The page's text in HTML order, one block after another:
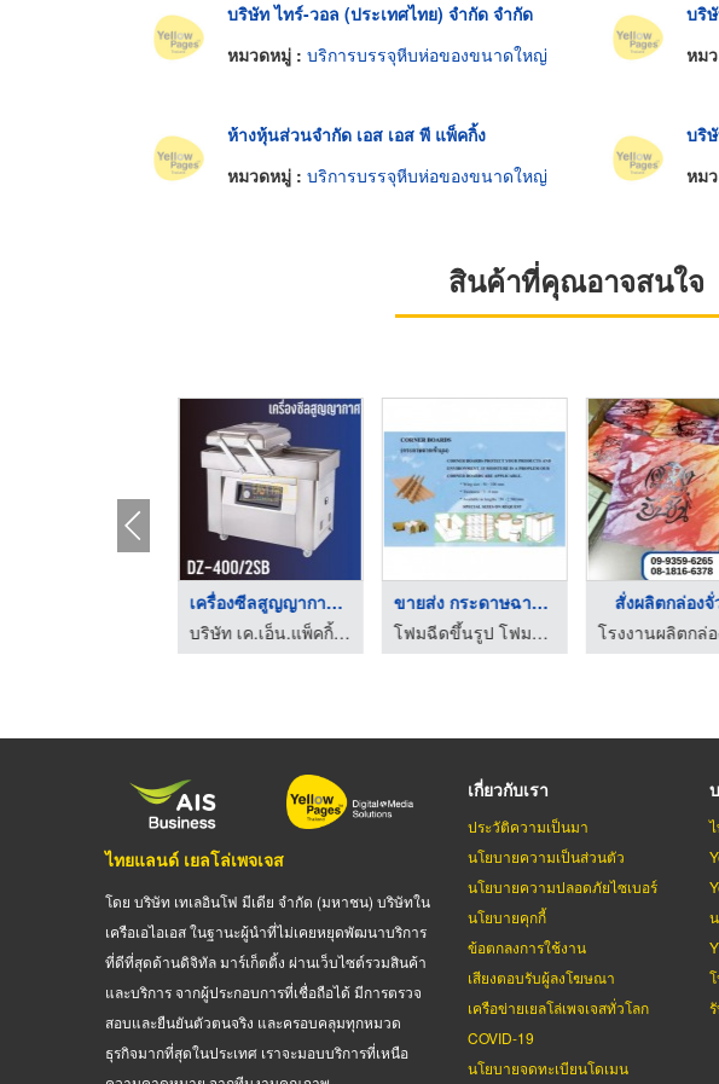
บริษัท ไทร์-วอล (ประเทศไทย) จำกัด จำกัด
หมวดหมู่ : บริการบรรจุหีบห่อของขนาดใหญ่
บริ
หม
ห้างหุ้นส่วนจำกัด เอส เอส พี แพ็คกิ้ง
หมวดหมู่ : บริการบรรจุหีบห่อของขนาดใหญ่
บริ
หม
สินค้าที่คุณอาจสนใจ
เครื่องซีลสูญญากาศแบ ...
บริษัท เค.เอ็น.แพ็คกิ้ง จำกัด
ขายส่ง กระดาษฉากเข้า ...
โฟมฉีดขึ้นรูป โฟมแผ่น โฟมกันกระแทก
สั่งผลิตกล่องจั่
ไทยแลนด์ เยลโล่เพจเจส
โดย บริษัท เทเลอินโฟ มีเดีย จำกัด (มหาชน) บริษัทใน
เครือเอไอเอส ในฐานะผู้นำที่ไม่เคยหยุดพัฒนาบริการ
ที่ดีที่สุดด้านดิจิทัล มาร์เก็ตติ้ง ผ่านเว็บไซต์รวมสินค้า
และบริการ จากผู้ประกอบการที่เชื่อถือได้ มีการตรวจ
สอบและยืนยันตัวตนจริง และครอบคลุมทุกหมวด
ธุรกิจมากที่สุดในประเทศ เราจะมอบบริการที่เหนือ
เกี่ยวกับเรา
ประวัติความเป็นมา
นโยบายความเป็นส่วนตัว
นโยบายความปลอดภัยไซเบอร์
นโยบายคุกกี้
ข้อตกลงการใช้งาน
เสียงตอบรับผู้ลงโฆษณา
เครือข่ายเยลโล่เพจเจสทั่วโลก
COVID-19
นโยบายจดทะเบียนโดเมน